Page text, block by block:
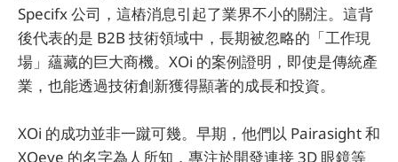
Specifx 公司，這樁消息引起了業界不小的關注。這背
後代表的是 B2B 技術領域中，長期被忽略的「工作現
場」蘊藏的巨大商機。XOi 的案例證明，即使是傳統產
業，也能透過技術創新獲得顯著的成長和投資。
XOi 的成功並非一蹴可幾。早期，他們以 Pairasight 和
XOeye 的名字為人所知，專注於開發連接 3D 眼鏡等